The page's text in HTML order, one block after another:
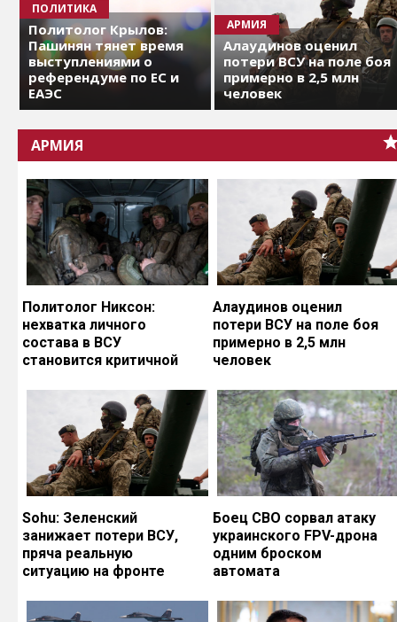
ПОЛИТИКА
Политолог Крылов:
Пашинян тянет время
выступлениями о
референдуме по ЕС и
ЕАЭС
АРМИЯ
Алаудинов оценил
потери ВСУ на поле боя
примерно в 2,5 млн
человек
АРМИЯ
Политолог Никсон:
нехватка личного
состава в ВСУ
становится критичной
Алаудинов оценил
потери ВСУ на поле боя
примерно в 2,5 млн
человек
Sohu: Зеленский
занижает потери ВСУ,
пряча реальную
ситуацию на фронте
Боец СВО сорвал атаку
украинского FPV-дрона
одним броском
автомата